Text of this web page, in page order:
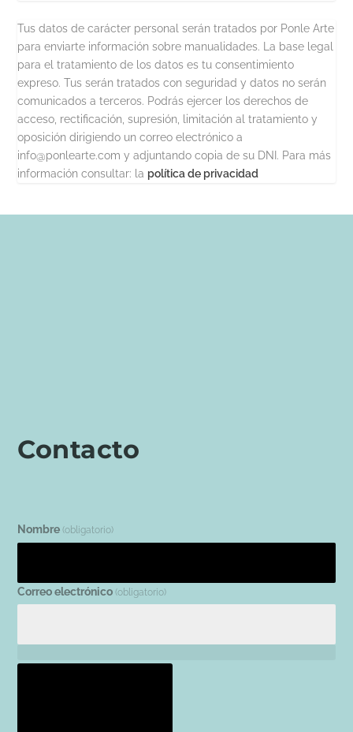
Tus datos de carácter personal serán tratados por Ponle Arte
para enviarte información sobre manualidades. La base legal
para el tratamiento de los datos es tu consentimiento
expreso. Tus serán tratados con seguridad y datos no serán
comunicados a terceros. Podrás ejercer los derechos de
acceso, rectificación, supresión, limitación al tratamiento y
oposición dirigiendo un correo electrónico a
info@ponlearte.com y adjuntando copia de su DNI. Para más
información consultar: la política de privacidad
Contacto
Nombre (obligatorio)
Correo electrónico (obligatorio)